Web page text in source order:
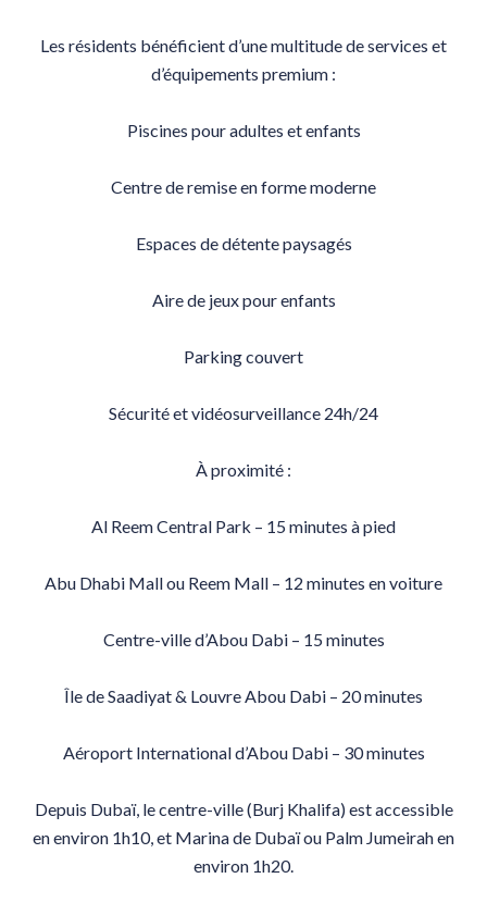
Les résidents bénéficient d’une multitude de services et
d’équipements premium :
Piscines pour adultes et enfants
Centre de remise en forme moderne
Espaces de détente paysagés
Aire de jeux pour enfants
Parking couvert
Sécurité et vidéosurveillance 24h/24
À proximité :
Al Reem Central Park – 15 minutes à pied
Abu Dhabi Mall ou Reem Mall – 12 minutes en voiture
Centre-ville d’Abou Dabi – 15 minutes
Île de Saadiyat & Louvre Abou Dabi – 20 minutes
Aéroport International d’Abou Dabi – 30 minutes
Depuis Dubaï, le centre-ville (Burj Khalifa) est accessible
en environ 1h10, et Marina de Dubaï ou Palm Jumeirah en
environ 1h20.